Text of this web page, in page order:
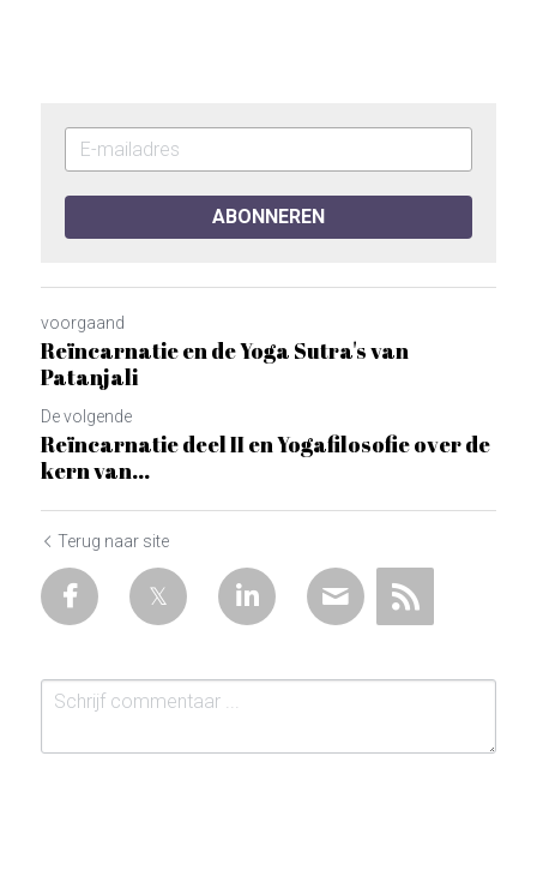
ABONNEREN
voorgaand
Reïncarnatie en de Yoga Sutra's van
Patanjali
De volgende
Reïncarnatie deel II en Yogafilosofie over de
kern van...
Terug naar site